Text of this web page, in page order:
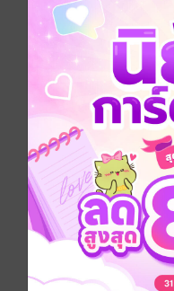
อยากได้ ซื้อเป็นข
หนังสือพิมพ์สปอร์ตพูล
พ.ศ.2567
ประเภทไฟล์
วันที่วางขาย
ความยาว
ราคาปก